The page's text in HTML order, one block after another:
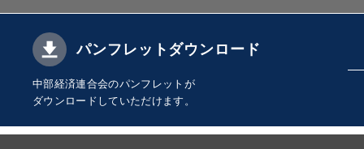
パンフレットダウンロード
中部経済連合会のパンフレットが
ダウンロードしていただけます。